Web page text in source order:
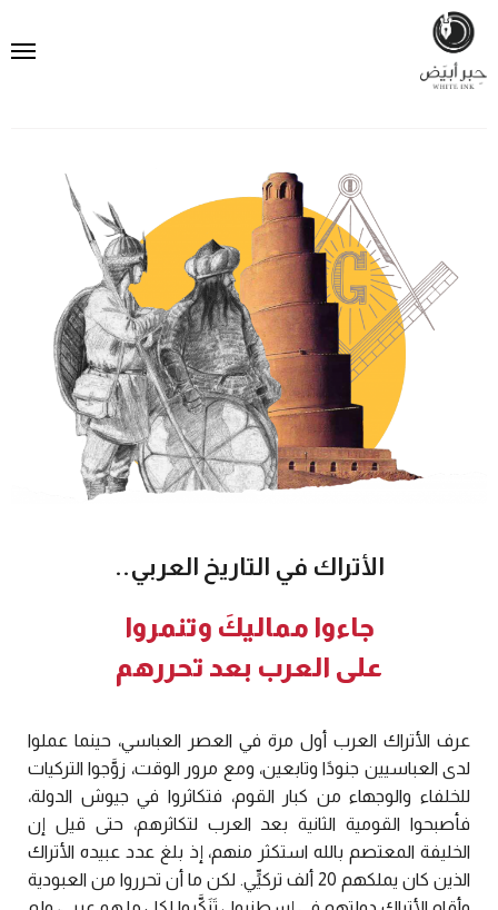
الأتراك في التاريخ العربي..
جاءوا مماليكَ وتنمروا
على العرب بعد تحررهم
عرف الأتراك العرب أول مرة في العصر العباسي، حينما عملوا
لدى العباسيين جنودًا وتابعين، ومع مرور الوقت، زوَّجوا التركيات
للخلفاء والوجهاء من كبار القوم، فتكاثروا في جيوش الدولة،
فأصبحوا القومية الثانية بعد العرب لتكاثرهم، حتى قيل إن
الخليفة المعتصم بالله استكثر منهم، إذ بلغ عدد عبيده الأتراك
الذين كان يملكهم 20 ألف تركييٍّ. لكن ما أن تحرروا من العبودية